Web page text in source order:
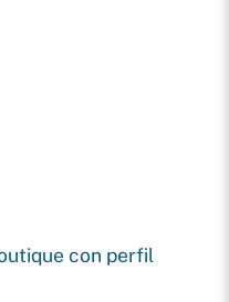
con perfil